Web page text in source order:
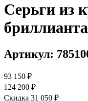
Серьги из
Артикул:
93 150 ₽
124 200 ₽
Скидка 31 050 ₽